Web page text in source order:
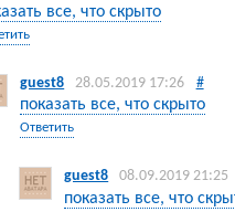
все, что скрыто
guest8 28.05.2019 17:26 #
показать все, что скрыто
Ответить
guest8 08.09.2019 21:25
показать все, что